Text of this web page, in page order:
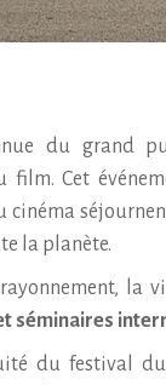
du grand
film. Cet
cinéma
la planète.
la
séminaires
du festival